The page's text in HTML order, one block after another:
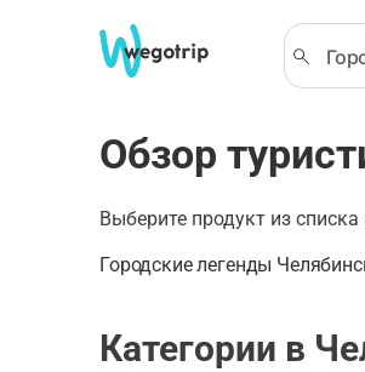
Обзор
Выберите продукт из
Городские легенды
Категории в